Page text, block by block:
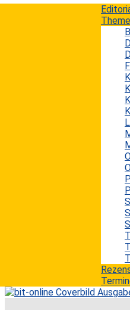
Von der
Service-Desk:
in großen
10. Oktober 2025
Seit mehr als einem
Auskunftsdienst die
Bibliotheken. Nutzer:innen
stellen und sofort
Bibliothekar:innen erhalten.
den vergangenen
Neue digitale Angebote,
Studiengewohnheiten und
Bibliothekar:innen haben
Einrichtungen ihr